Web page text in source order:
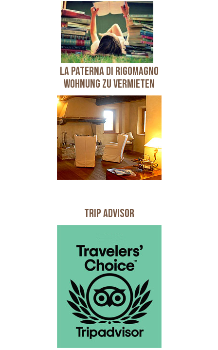
LA PATERNA DI RIGOMAGNO
Wohnung zu vermieten
Trip Advisor